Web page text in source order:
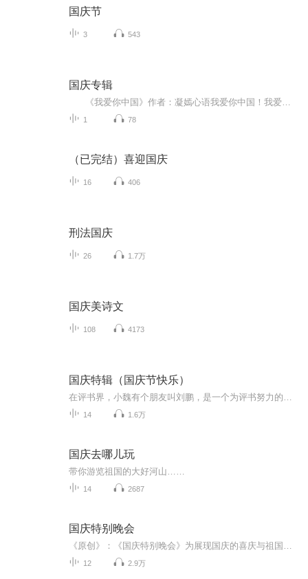
国庆节
3 543
国庆专辑
1 78
（已完结）喜迎国庆
16 406
刑法国庆
26 1.7万
国庆美诗文
108 4173
国庆特辑（国庆节快乐）
14 1.6万
国庆去哪儿玩
带你游览祖国的大好河山……
14 2687
国庆特别晚会
12 2.9万